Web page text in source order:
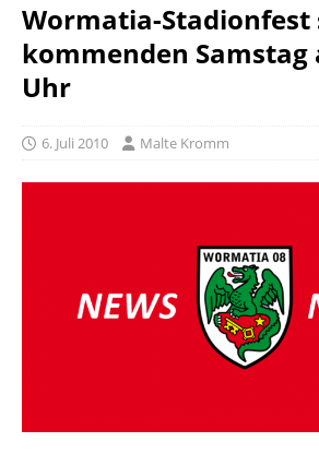
Wormatia-
kommenden Samstag
Uhr
6. Juli 2010 Malte Kromm